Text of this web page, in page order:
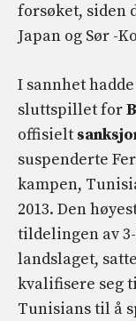
forsøket, siden
Japan og Sør -
I sannhet
sluttspillet for
offisielt
suspenderte
kampen,
2013. Den
tildelingen av
landslaget,
kvalifisere seg
Tunisians til å